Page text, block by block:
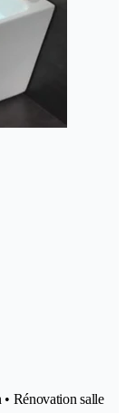
• Rénovation salle